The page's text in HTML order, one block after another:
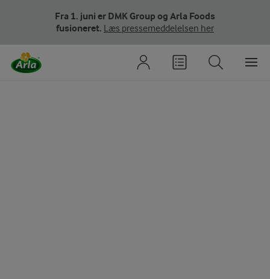
Fra 1. juni er DMK Group og Arla Foods
fusioneret. Læs pressemeddelelsen her